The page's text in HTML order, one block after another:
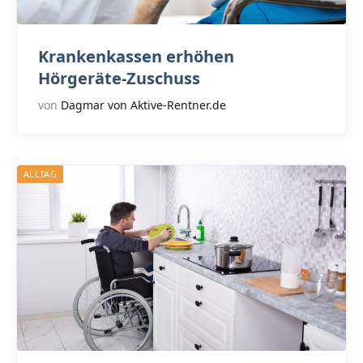
Krankenkassen erhöhen
Hörgeräte-Zuschuss
von Dagmar von Aktive-Rentner.de
ALLTAG